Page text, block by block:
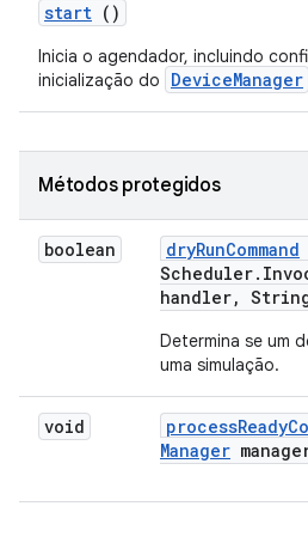
start ()
Inicia o agendador, incluindo
inicialização do
DeviceManager
Métodos protegidos
boolean dryRunCommand
Scheduler.
handler,
Determina se um
uma simulação.
void processReady
Manager